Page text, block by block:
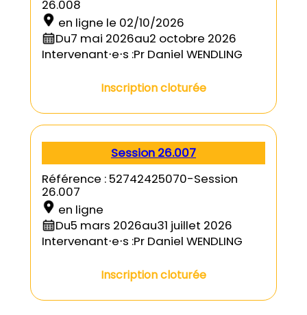
26.008
en ligne le 02/10/2026
Du7 mai 2026au2 octobre 2026
Intervenant⋅e⋅s :Pr Daniel WENDLING
Inscription cloturée
Session 26.007
Référence : 52742425070-Session
26.007
en ligne
Du5 mars 2026au31 juillet 2026
Intervenant⋅e⋅s :Pr Daniel WENDLING
Inscription cloturée